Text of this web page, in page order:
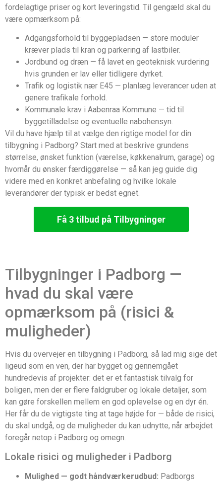
fordelagtige priser og kort leveringstid. Til gengæld skal du
være opmærksom på:
Adgangsforhold til byggepladsen — store moduler
kræver plads til kran og parkering af lastbiler.
Jordbund og dræn — få lavet en geoteknisk vurdering
hvis grunden er lav eller tidligere dyrket.
Trafik og logistik nær E45 — planlæg leverancer uden at
genere trafikale forhold.
Kommunale krav i Aabenraa Kommune — tid til
byggetilladelse og eventuelle nabohensyn.
Vil du have hjælp til at vælge den rigtige model for din
tilbygning i Padborg? Start med at beskrive grundens
størrelse, ønsket funktion (værelse, køkkenalrum, garage) og
hvornår du ønsker færdiggørelse — så kan jeg guide dig
videre med en konkret anbefaling og hvilke lokale
leverandører der typisk er bedst egnet.
Få 3 tilbud på Tilbygninger
Tilbygninger i Padborg —
hvad du skal være
opmærksom på (risici &
muligheder)
Hvis du overvejer en tilbygning i Padborg, så lad mig sige det
ligeud som en ven, der har bygget og gennemgået
hundredevis af projekter: det er et fantastisk tilvalg for
boligen, men der er flere faldgruber og lokale detaljer, som
kan gøre forskellen mellem en god oplevelse og en dyr én.
Her får du de vigtigste ting at tage højde for — både de risici,
du skal undgå, og de muligheder du kan udnytte, når arbejdet
foregår netop i Padborg og omegn.
Lokale risici og muligheder i Padborg
Mulighed — godt håndværkerudbud: Padborgs